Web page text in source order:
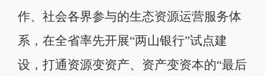
作、社会各界参与的生态资源运营服务体
系，在全省率先开展“两山银行”试点建
设，打通资源变资产、资产变资本的“最后